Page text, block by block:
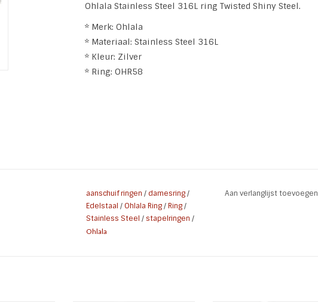
Ohlala Stainless Steel 316L ring Twisted Shiny Steel.
* Merk: Ohlala
* Materiaal: Stainless Steel 316L
* Kleur: Zilver
* Ring: OHR58
aanschuif ringen / damesring/
Edelstaal /Ohlala Ring/Ring/
Stainless Steel /stapelringen /
Ohlala
Aan verlanglijst toevoegen